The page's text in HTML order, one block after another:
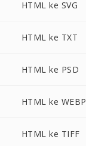
HTML ke SVG
HTML ke TXT
HTML ke PSD
HTML ke WEBP
HTML ke TIFF